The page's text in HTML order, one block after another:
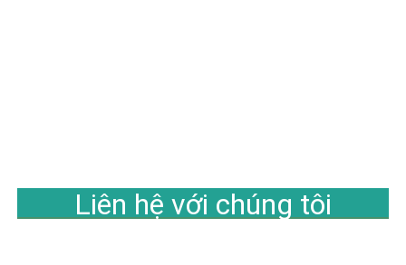
Liên hệ với chúng tôi